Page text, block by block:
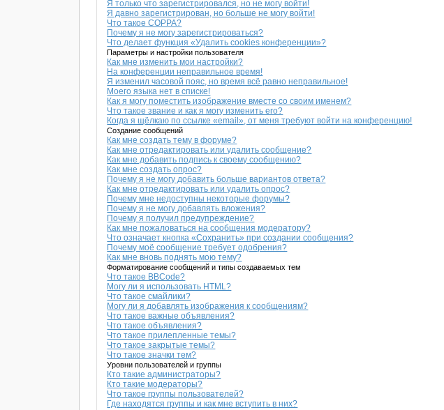
Я только что зарегистрировался, но не могу войти!
Я давно зарегистрирован, но больше не могу войти!
Что такое COPPA?
Почему я не могу зарегистрироваться?
Что делает функция «Удалить cookies конференции»?
Параметры и настройки пользователя
Как мне изменить мои настройки?
На конференции неправильное время!
Я изменил часовой пояс, но время всё равно неправильное!
Моего языка нет в списке!
Как я могу поместить изображение вместе со своим именем?
Что такое звание и как я могу изменить его?
Когда я щёлкаю по ссылке «email», от меня требуют войти на конференцию!
Создание сообщений
Как мне создать тему в форуме?
Как мне отредактировать или удалить сообщение?
Как мне добавить подпись к своему сообщению?
Как мне создать опрос?
Почему я не могу добавить больше вариантов ответа?
Как мне отредактировать или удалить опрос?
Почему мне недоступны некоторые форумы?
Почему я не могу добавлять вложения?
Почему я получил предупреждение?
Как мне пожаловаться на сообщения модератору?
Что означает кнопка «Сохранить» при создании сообщения?
Почему моё сообщение требует одобрения?
Как мне вновь поднять мою тему?
Форматирование сообщений и типы создаваемых тем
Что такое BBCode?
Могу ли я использовать HTML?
Что такое смайлики?
Могу ли я добавлять изображения к сообщениям?
Что такое важные объявления?
Что такое объявления?
Что такое прилепленные темы?
Что такое закрытые темы?
Что такое значки тем?
Уровни пользователей и группы
Кто такие администраторы?
Кто такие модераторы?
Что такое группы пользователей?
Где находятся группы и как мне вступить в них?